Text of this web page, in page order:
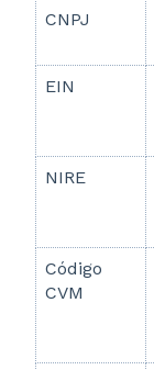
CNPJ
EIN
NIRE
Código
CVM